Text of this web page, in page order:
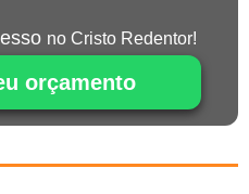
no Cristo Redentor!
orçamento